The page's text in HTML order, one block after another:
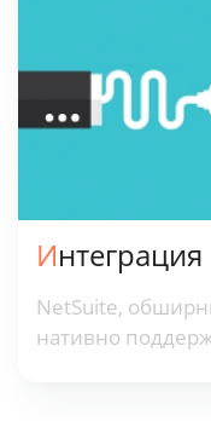
NetSuite,
нативно